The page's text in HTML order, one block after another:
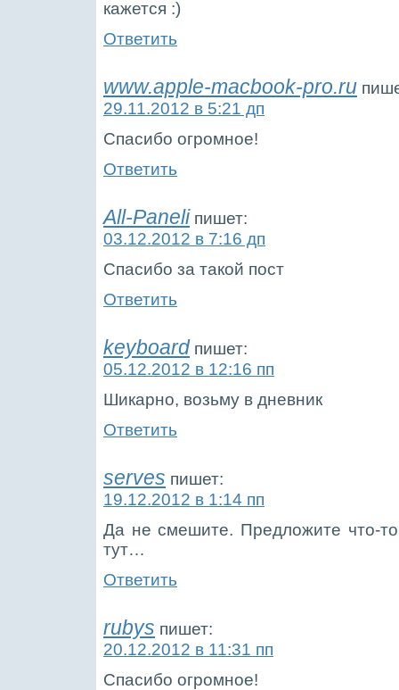
кажется
Ответить
www.apple-macbook-pro.ru
29.11.2012 в 5:21 дп
Спасибо огромное!
Ответить
All-Paneli пишет:
03.12.2012 в 7:16 дп
Спасибо за такой пост
Ответить
keyboard пишет:
05.12.2012 в 12:16 пп
Шикарно, возьму в дневник
Ответить
serves пишет:
19.12.2012 в 1:14 пп
Да не смешите. Предложите что-
тут…
Ответить
rubys пишет:
20.12.2012 в 11:31 пп
Спасибо огромное!